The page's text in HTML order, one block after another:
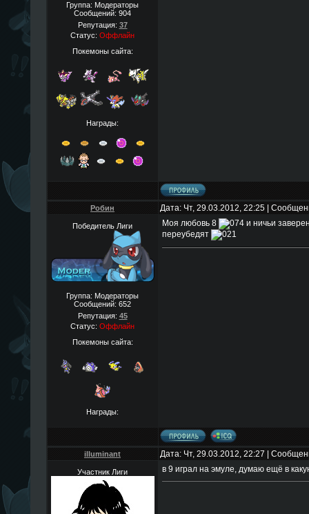
Группа: Модераторы
Сообщений: 904
Репутация: 37
Статус: Оффлайн
Покемоны сайта:
Награды:
Робин Дата: Чт, 29.03.2012, 22:25 |
Победитель Лиги
Группа: Модераторы
Сообщений: 652
Репутация: 45
Статус: Оффлайн
Покемоны сайта:
Награды:
Моя любовь 8
и ничьи
переубедят
illuminant Дата: Чт, 29.03.2012, 22:27 |
Участник Лиги в 9 играл на эмуле, думаю ещё в